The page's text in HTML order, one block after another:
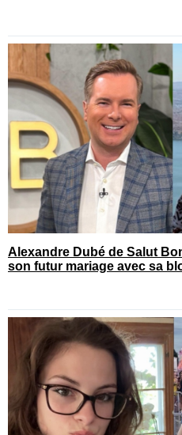
Alexandre Dubé de Salut
son futur mariage avec sa